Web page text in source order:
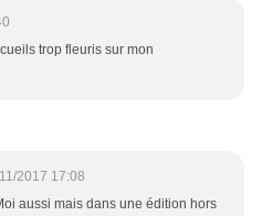
trop fleuris sur mon
2017 17:08
aussi mais dans une édition hors